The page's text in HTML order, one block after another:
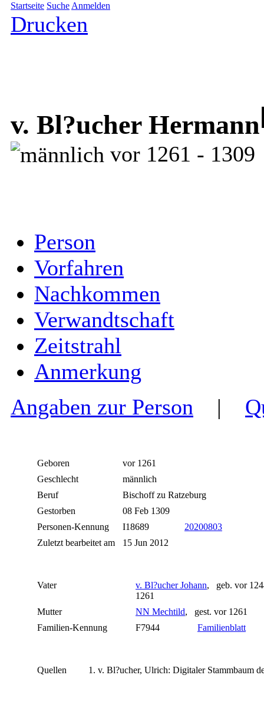
Startseite Suche Anmelden
Drucken
v. Bl?ucher Hermann
vor 1261 - 1309
Person
Vorfahren
Nachkommen
Verwandtschaft
Zeitstrahl
Anmerkung
Angaben zur Person |
Geboren
vor 1261
Geschlecht
männlich
Beruf
Bischoff zu Ratzeburg
Gestorben
08 Feb 1309
Personen-Kennung
I18689
20200803
Zuletzt bearbeitet am
15 Jun 2012
Vater v. Bl?ucher Johann, geb. vor
1261
Mutter
NN Mechtild, gest. vor 1261
Familien-Kennung
F7944 Familienblatt
Quellen v. Bl?ucher, Ulrich: Digitaler Stammbaum